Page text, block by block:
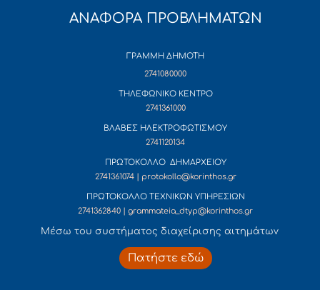
ΑΝΑΦΟΡΑ ΠΡΟΒΛΗΜΑΤΩΝ
ΓΡΑΜΜΗ ΔΗΜΟΤΗ
2741080000
ΤΗΛΕΦΩΝΙΚΟ ΚΕΝΤΡΟ
2741361000
ΒΛΑΒΕΣ ΗΛΕΚΤΡΟΦΩΤΙΣΜΟΥ
2741120134
ΠΡΩΤΟΚΟΛΛΟ ΔΗΜΑΡΧΕΙΟΥ
2741361074 | protokollo@korinthos.gr
ΠΡΩΤΟΚΟΛΛΟ ΤΕΧΝΙΚΩΝ ΥΠΗΡΕΣΙΩΝ
2741362840 | grammateia_dtyp@korinthos.gr
Mέσω του συστήματος διαχείρισης αιτημάτων
Πατήστε εδώ